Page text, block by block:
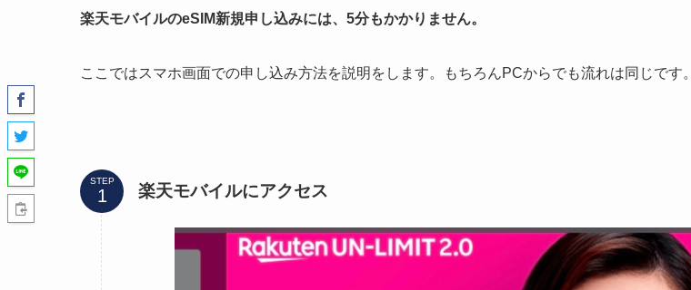
楽天モバイルのeSIM新規申し込みには、5分もかかりません。
ここではスマホ画面での申し込み方法を説明をします。もちろんPCからでも流れは同じです。
STEP 楽天モバイルにアクセス